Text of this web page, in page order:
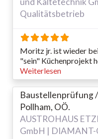
Qualitätsbetrieb
Moritz jr. ist wieder
"sein" Küchenprojekt
Weiterlesen
Baustellenprüfung
Pollham, OÖ.
AUSTROHAUS
GmbH |